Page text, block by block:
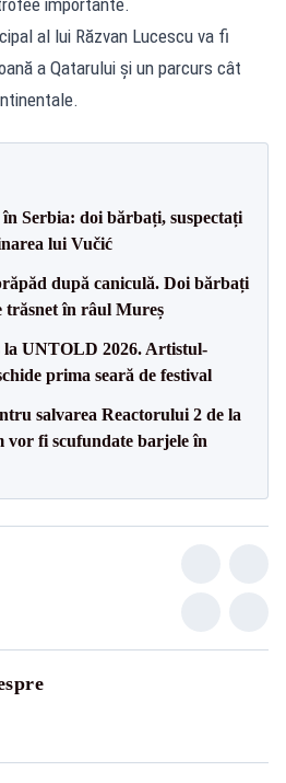
al lui Răzvan Lucescu va fi
a Qatarului și un parcurs cât
Serbia: doi bărbați, suspectați
lui Vučić
după caniculă. Doi bărbați
trăsnet în râul Mureș
la UNTOLD 2026. Artistul-
prima seară de festival
salvarea Reactorului 2 de la
vor fi scufundate barjele în